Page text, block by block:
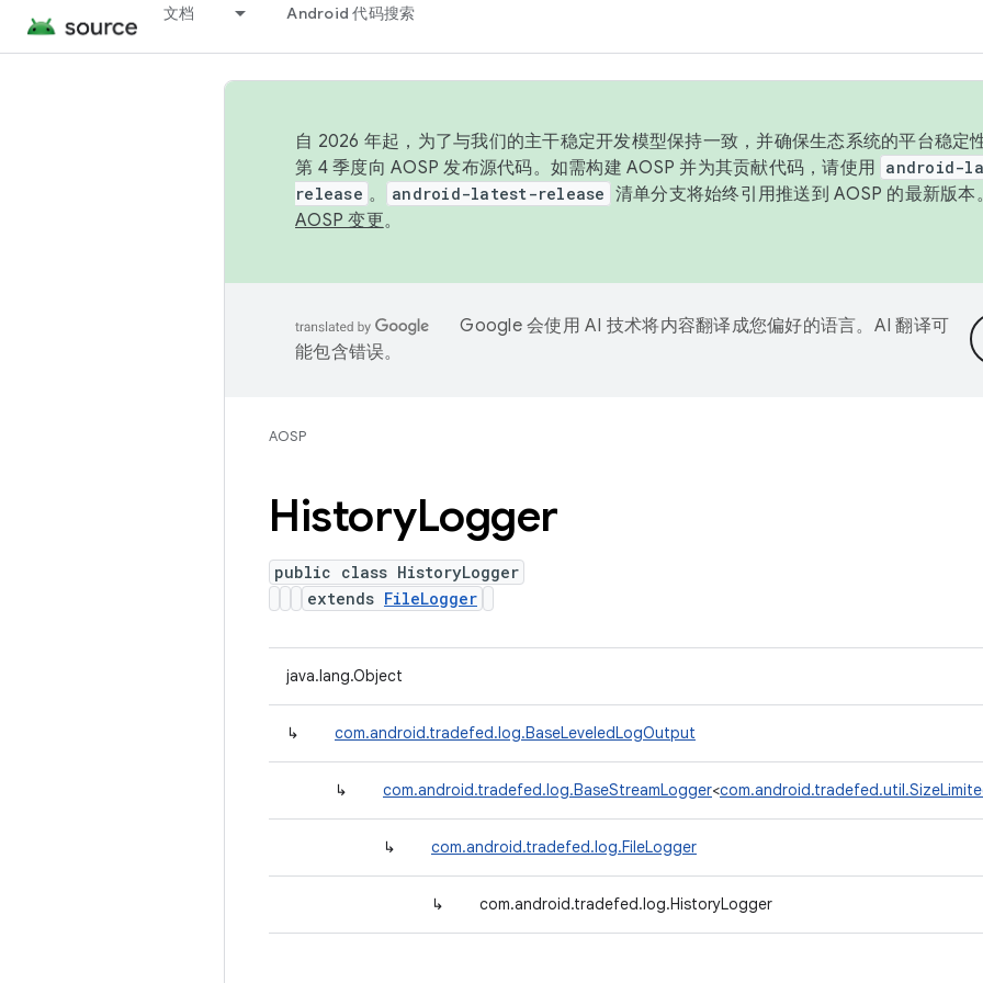
文档 Android 代码搜索
自 2026 年起，为了与我们的主干稳定开发模型保持一致，并确保生态系统的平台稳定
第 4 季度向 AOSP 发布源代码。如需构建 AOSP 并为其贡献代码，请使用 android-
release 。 android-latest-release 清单分支将始终引用推送到 AOSP 的最新版
AOSP 变更。
Google 会使用 AI 技术将内容翻译成您偏好的语言。AI 翻译可
能包含错误。
AOSP
HistoryLogger
public class HistoryLogger
extends FileLogger
java.lang.Object
↳ com.android.tradefed.log.BaseLeveledLogOutput
↳ com.android.tradefed.log.BaseStreamLogger<
↳ com.android.tradefed.log.FileLogger
↳ com.android.tradefed.log.HistoryLogger